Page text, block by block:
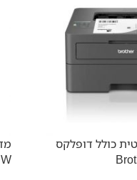
כולל דופלקס